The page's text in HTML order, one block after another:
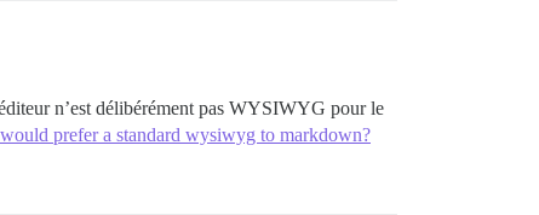
n’est délibérément pas WYSIWYG pour le
prefer a standard wysiwyg to markdown?